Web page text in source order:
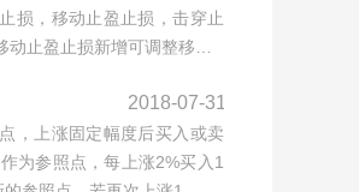
损，移动止盈止损，击穿止
动止盈止损新增可调整移…
2018-07-31
，上涨固定幅度后买入或卖
为参照点，每上涨2%买入1